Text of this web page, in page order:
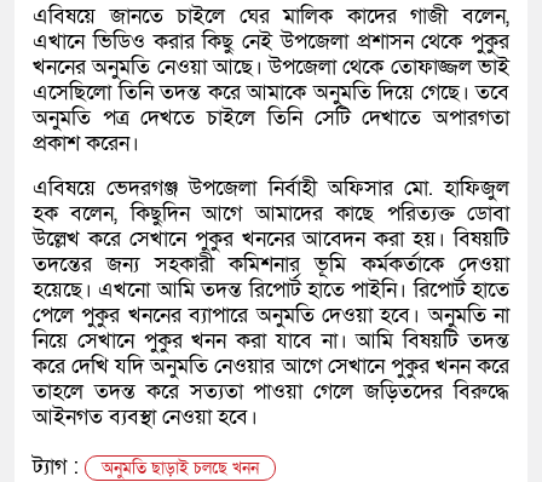
এবিষয়ে জানতে চাইলে ঘের মালিক কাদের গাজী বলেন,
এখানে ভিডিও করার কিছু নেই উপজেলা প্রশাসন থেকে পুকুর
খননের অনুমতি নেওয়া আছে। উপজেলা থেকে তোফাজ্জল ভাই
এসেছিলো তিনি তদন্ত করে আমাকে অনুমতি দিয়ে গেছে। তবে
অনুমতি পত্র দেখতে চাইলে তিনি সেটি দেখাতে অপারগতা
প্রকাশ করেন।
এবিষয়ে ভেদরগঞ্জ উপজেলা নির্বাহী অফিসার মো. হাফিজুল
হক বলেন, কিছুদিন আগে আমাদের কাছে পরিত্যক্ত ডোবা
উল্লেখ করে সেখানে পুকুর খননের আবেদন করা হয়। বিষয়টি
তদন্তের জন্য সহকারী কমিশনার ভূমি কর্মকর্তাকে দেওয়া
হয়েছে। এখনো আমি তদন্ত রিপোর্ট হাতে পাইনি। রিপোর্ট হাতে
পেলে পুকুর খননের ব্যাপারে অনুমতি দেওয়া হবে। অনুমতি না
নিয়ে সেখানে পুকুর খনন করা যাবে না। আমি বিষয়টি তদন্ত
করে দেখি যদি অনুমতি নেওয়ার আগে সেখানে পুকুর খনন করে
তাহলে তদন্ত করে সত্যতা পাওয়া গেলে জড়িতদের বিরুদ্ধে
আইনগত ব্যবস্থা নেওয়া হবে।
ট্যাগ :
অনুমতি ছাড়াই চলছে খনন